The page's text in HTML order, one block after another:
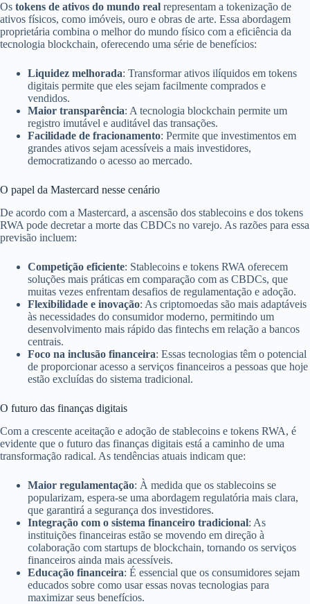
Os tokens de ativos do mundo real representam a tokenização de
ativos físicos, como imóveis, ouro e obras de arte. Essa abordagem
proprietária combina o melhor do mundo físico com a eficiência da
tecnologia blockchain, oferecendo uma série de benefícios:
Liquidez melhorada: Transformar ativos ilíquidos em tokens
digitais permite que eles sejam facilmente comprados e
vendidos.
Maior transparência: A tecnologia blockchain permite um
registro imutável e auditável das transações.
Facilidade de fracionamento: Permite que investimentos em
grandes ativos sejam acessíveis a mais investidores,
democratizando o acesso ao mercado.
O papel da Mastercard nesse cenário
De acordo com a Mastercard, a ascensão dos stablecoins e dos tokens
RWA pode decretar a morte das CBDCs no varejo. As razões para essa
previsão incluem:
Competição eficiente: Stablecoins e tokens RWA oferecem
soluções mais práticas em comparação com as CBDCs, que
muitas vezes enfrentam desafios de regulamentação e adoção.
Flexibilidade e inovação: As criptomoedas são mais adaptáveis
às necessidades do consumidor moderno, permitindo um
desenvolvimento mais rápido das fintechs em relação a bancos
centrais.
Foco na inclusão financeira: Essas tecnologias têm o potencial
de proporcionar acesso a serviços financeiros a pessoas que hoje
estão excluídas do sistema tradicional.
O futuro das finanças digitais
Com a crescente aceitação e adoção de stablecoins e tokens RWA, é
evidente que o futuro das finanças digitais está a caminho de uma
transformação radical. As tendências atuais indicam que:
Maior regulamentação: À medida que os stablecoins se
popularizam, espera-se uma abordagem regulatória mais clara,
que garantirá a segurança dos investidores.
Integração com o sistema financeiro tradicional: As
instituições financeiras estão se movendo em direção à
colaboração com startups de blockchain, tornando os serviços
financeiros ainda mais acessíveis.
Educação financeira: É essencial que os consumidores sejam
educados sobre como usar essas novas tecnologias para
maximizar seus benefícios.